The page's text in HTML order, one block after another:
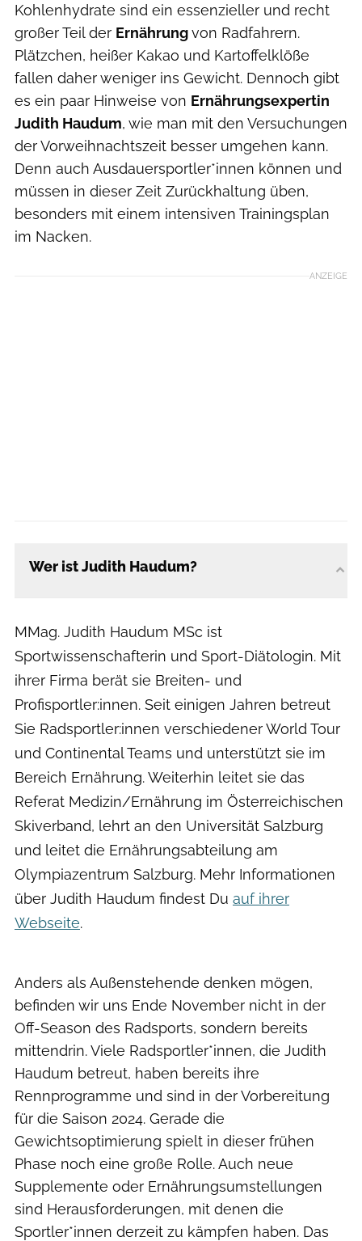
Kohlenhydrate sind ein essenzieller und recht
großer Teil der Ernährungvon Radfahrern.
Plätzchen, heißer Kakao und Kartoffelklöße
fallen daher weniger ins Gewicht. Dennoch gibt
es ein paar Hinweise von Ernährungsexpertin
Judith Haudum, wie man mit den Versuchungen
der Vorweihnachtszeit besser umgehen kann.
Denn auch Ausdauersportler*innen können und
müssen in dieser Zeit Zurückhaltung üben,
besonders mit einem intensiven Trainingsplan
im Nacken.
ANZEIGE
Wer ist Judith Haudum?
MMag. Judith Haudum MSc ist
Sportwissenschafterin und Sport-Diätologin. Mit
ihrer Firma berät sie Breiten- und
Profisportler:innen. Seit einigen Jahren betreut
Sie Radsportler:innen verschiedener World Tour
und Continental Teams und unterstützt sie im
Bereich Ernährung. Weiterhin leitet sie das
Referat Medizin/Ernährung im Österreichischen
Skiverband, lehrt an den Universität Salzburg
und leitet die Ernährungsabteilung am
Olympiazentrum Salzburg. Mehr Informationen
über Judith Haudum findest Du auf ihrer
Webseite.
Anders als Außenstehende denken mögen,
befinden wir uns Ende November nicht in der
Off-Season des Radsports, sondern bereits
mittendrin. Viele Radsportler*innen, die Judith
Haudum betreut, haben bereits ihre
Rennprogramme und sind in der Vorbereitung
für die Saison 2024. Gerade die
Gewichtsoptimierung spielt in dieser frühen
Phase noch eine große Rolle. Auch neue
Supplemente oder Ernährungsumstellungen
sind Herausforderungen, mit denen die
Sportler*innen derzeit zu kämpfen haben. Das